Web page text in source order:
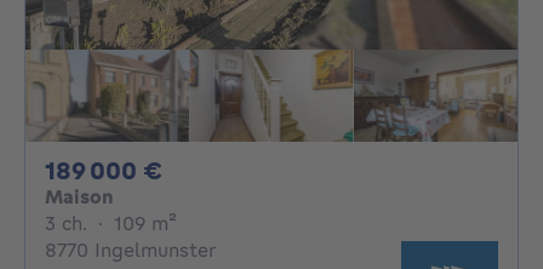
189 000 €
Maison
3 ch. 3 chambres
· 109 m²
8770 Ingelmunster